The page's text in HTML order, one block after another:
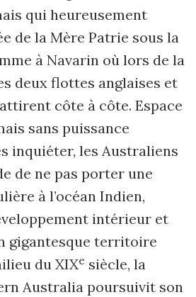
qui heureusement
de la Mère Patrie sous la
à Navarin où lors de la
deux flottes anglaises et
côte à côte. Espace
sans puissance
inquiéter, les Australiens
de ne pas porter une
à l’océan Indien,
intérieur et
gigantesque territoire
du XIXe siècle, la
Australia poursuivit son